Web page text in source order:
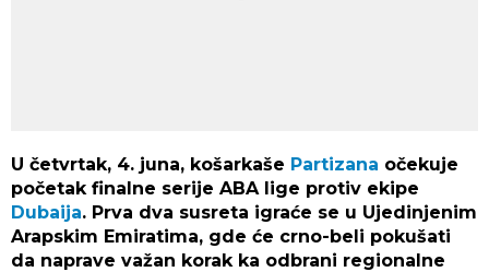
U četvrtak, 4. juna, košarkaše Partizana očekuje
početak finalne serije ABA lige protiv ekipe
Dubaija. Prva dva susreta igraće se u Ujedinjenim
Arapskim Emiratima, gde će crno-beli pokušati
da naprave važan korak ka odbrani regionalne